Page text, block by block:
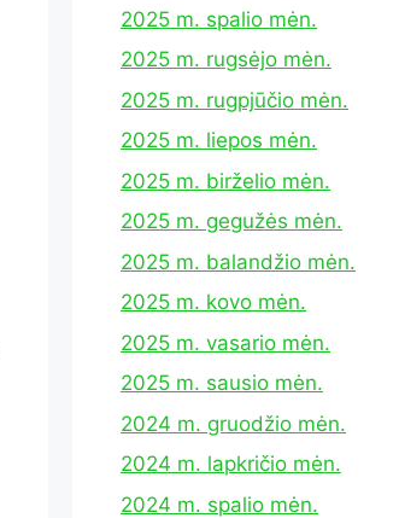
2025 m. spalio mėn.
2025 m. rugsėjo mėn.
2025 m. rugpjūčio mėn.
2025 m. liepos mėn.
2025 m. birželio mėn.
2025 m. gegužės mėn.
2025 m. balandžio mėn.
2025 m. kovo mėn.
2025 m. vasario mėn.
2025 m. sausio mėn.
2024 m. gruodžio mėn.
2024 m. lapkričio mėn.
2024 m. spalio mėn.